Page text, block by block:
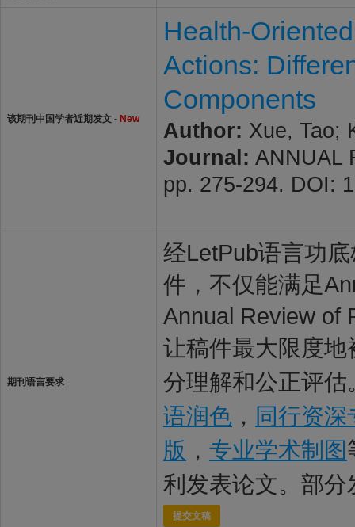
该期刊中国学者近期发文 - New
Health-
Actions:
Components
Author: Xue, Tao;
Journal: ANNUAL
pp. 275-294. DOI:
期刊语言要求
经LetPub语言功
件，不仅能满足
Annual Review of
让稿件最大限度
分理解和公正评
语润色 ， 同行资深
版 ， 专业学术制图
利发表论文。部
提交文稿